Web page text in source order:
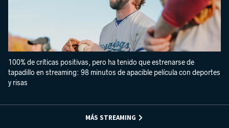
100% de críticas positivas, pero ha tenido que estrenarse de
tapadillo en streaming: 98 minutos de apacible película con deportes
y risas
MÁS STREAMING